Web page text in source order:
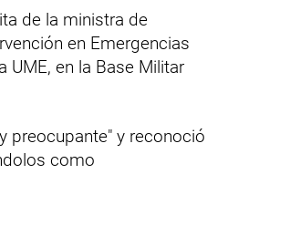
de la ministra de
en Emergencias
UME, en la Base Militar
preocupante" y reconoció
como